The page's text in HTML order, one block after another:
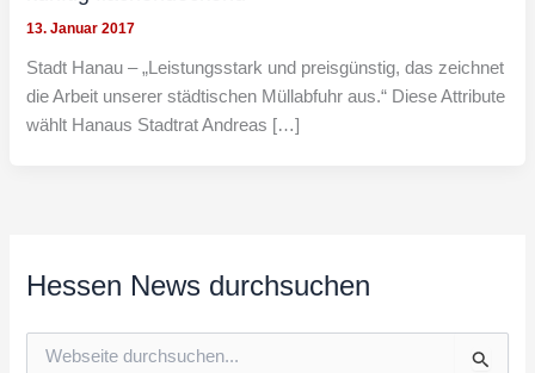
13. Januar 2017
Stadt Hanau – „Leistungsstark und preisgünstig, das zeichnet
die Arbeit unserer städtischen Müllabfuhr aus.“ Diese Attribute
wählt Hanaus Stadtrat Andreas […]
Hessen News durchsuchen